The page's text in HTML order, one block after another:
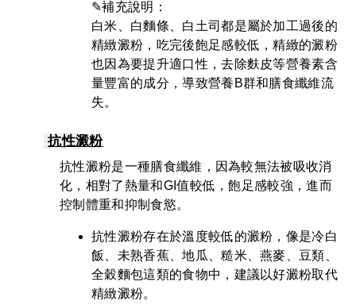
✎補充說明：
白米、白麵條、白土司都是屬於加工過後的
精緻澱粉，吃完後飽足感較低，精緻的澱粉
也因為要提升適口性，去除麩皮等營養素含
量豐富的成分，導致營養B群和膳食纖維流
失。
抗性澱粉
抗性澱粉是一種膳食纖維，因為較無法被吸收消
化，相對了熱量和GI值較低，飽足感較強，進而
控制體重和抑制食慾。
抗性澱粉存在於溫度較低的澱粉，像是冷白
飯、未熟香蕉、地瓜、糙米、燕麥、豆類、
全穀麵包這類的食物中，建議以好澱粉取代
精緻澱粉。